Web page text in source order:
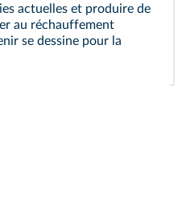
actuelles et produire de
au réchauffement
se dessine pour la